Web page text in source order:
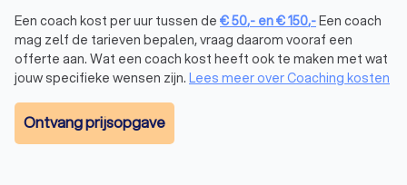
Een coach kost per uur tussen de €50,- en€150,-Een coach
mag zelf de tarieven bepalen, vraag daarom vooraf een
offerte aan. Wat een coach kost heeft ook te maken met wat
jouw specifieke wensen zijn. Lees meer over Coaching kosten
Ontvang prijsopgave